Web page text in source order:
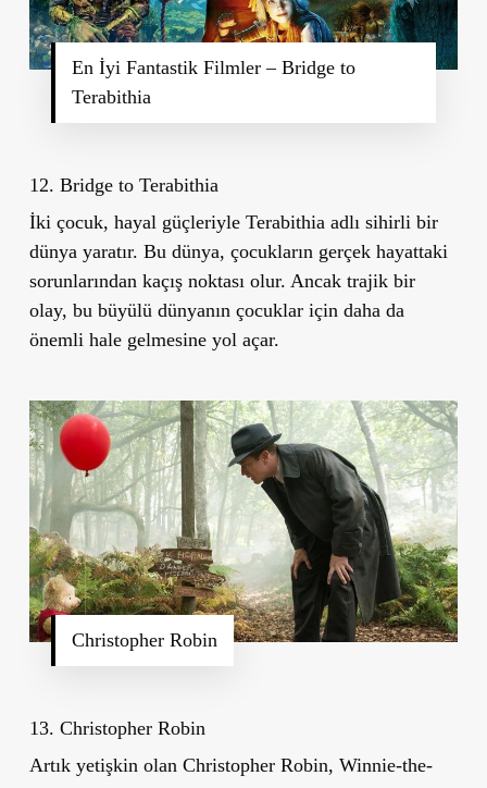
En İyi Fantastik Filmler – Bridge to
Terabithia
12. Bridge to Terabithia
İki çocuk, hayal güçleriyle Terabithia adlı sihirli bir
dünya yaratır. Bu dünya, çocukların gerçek hayattaki
sorunlarından kaçış noktası olur. Ancak trajik bir
olay, bu büyülü dünyanın çocuklar için daha da
önemli hale gelmesine yol açar.
Christopher Robin
13. Christopher Robin
Artık yetişkin olan Christopher Robin, Winnie-the-